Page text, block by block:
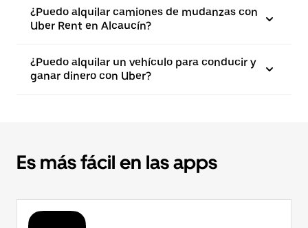
¿Puedo alquilar camiones de mudanzas con
Uber Rent en Alcaucín?
¿Puedo alquilar un vehículo para conducir y
ganar dinero con Uber?
Es más fácil en las apps